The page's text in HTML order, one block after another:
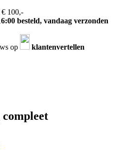
100,-
besteld, vandaag verzonden
op
klantenvertellen